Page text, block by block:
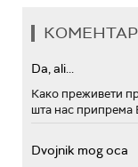
Da, ali...
Како преживети
шта нас припрема
Dvojnik mog oca